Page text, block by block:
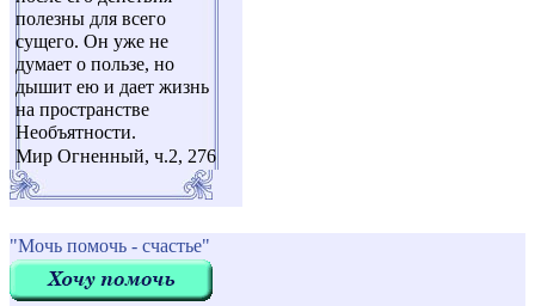
полезны для всего
сущего. Он уже не
думает о пользе, но
дышит ею и дает жизнь
на пространстве
Необъятности.
Мир Огненный, ч.2, 276
"Мочь помочь - счастье"